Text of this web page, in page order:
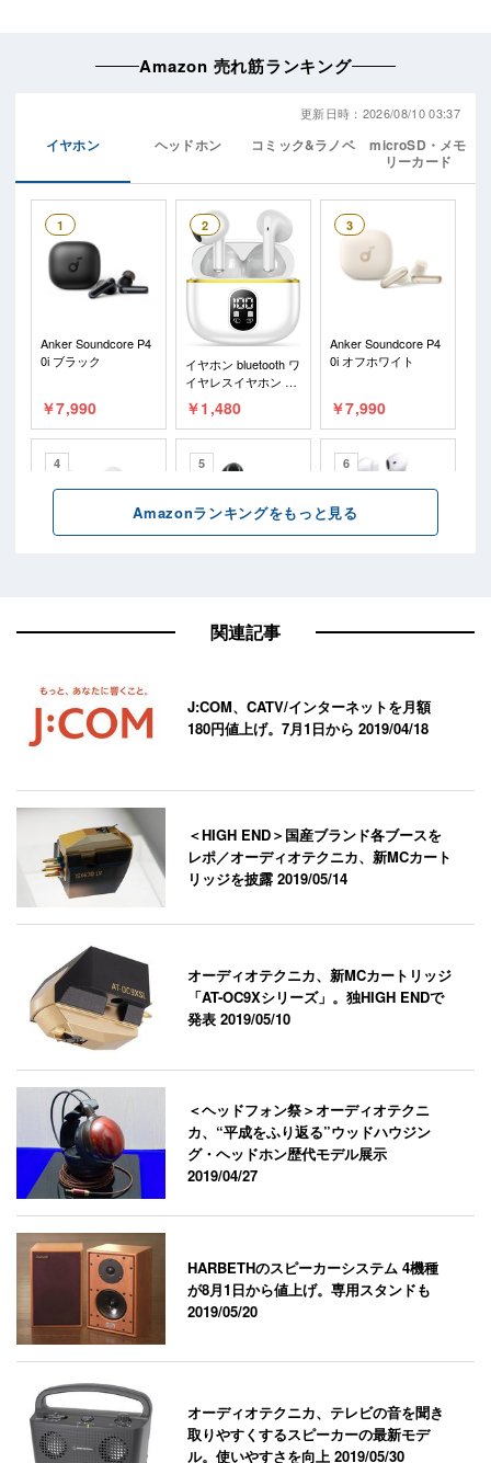
関連記事
J:COM、CATV/インターネットを月額
180円値上げ。7月1日から2019/04/18
＜HIGH END＞国産ブランド各ブースを
レポ／オーディオテクニカ、新MCカート
リッジを披露2019/05/14
オーディオテクニカ、新MCカートリッジ
「AT-OC9Xシリーズ」。独HIGH ENDで
発表2019/05/10
＜ヘッドフォン祭＞オーディオテクニ
カ、“平成をふり返る”ウッドハウジン
グ・ヘッドホン歴代モデル展示
2019/04/27
HARBETHのスピーカーシステム 4機種
が8月1日から値上げ。専用スタンドも
2019/05/20
オーディオテクニカ、テレビの音を聞き
取りやすくするスピーカーの最新モデ
ル。使いやすさを向上2019/05/30